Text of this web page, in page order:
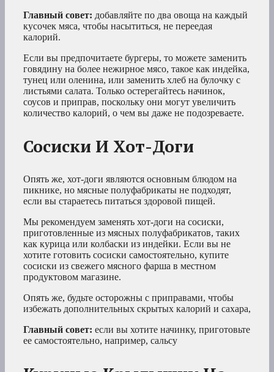
Главный совет: добавляйте по два овоща на каждый
кусочек мяса, чтобы насытиться, не переедая
калорий.
Если вы предпочитаете бургеры, то можете заменить
говядину на более нежирное мясо, такое как индейка,
тунец или оленина, или заменить хлеб на булочку с
листьями салата. Только остерегайтесь начинок,
соусов и приправ, поскольку они могут увеличить
количество калорий, о чем вы даже не подозреваете.
Сосиски И Хот-Доги
Опять же, хот-доги являются основным блюдом на
пикнике, но мясные полуфабрикаты не подходят,
если вы стараетесь питаться здоровой пищей.
Мы рекомендуем заменять хот-доги на сосиски,
приготовленные из мясных полуфабрикатов, таких
как курица или колбаски из индейки. Если вы не
хотите готовить сосиски самостоятельно, купите
сосиски из свежего мясного фарша в местном
продуктовом магазине.
Опять же, будьте осторожны с приправами, чтобы
избежать дополнительных скрытых калорий и сахара,
Главный совет: если вы хотите начинку, приготовьте
ее самостоятельно, например, сальсу